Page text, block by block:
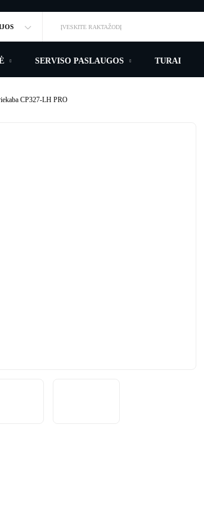
ĮVESKITE RAKTAŽODĮ
SERVISO PASLAUGOS TURAI
CP327-LH PRO